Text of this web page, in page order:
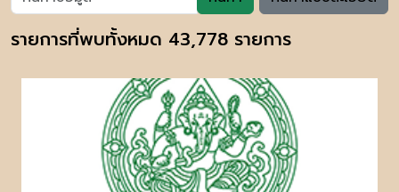
รายการที่พบทั้งหมด 43,778 รายการ